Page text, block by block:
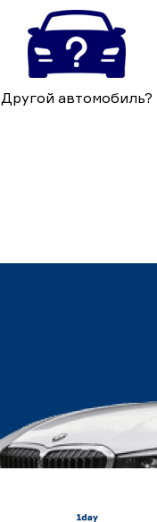
Другой автомобиль?